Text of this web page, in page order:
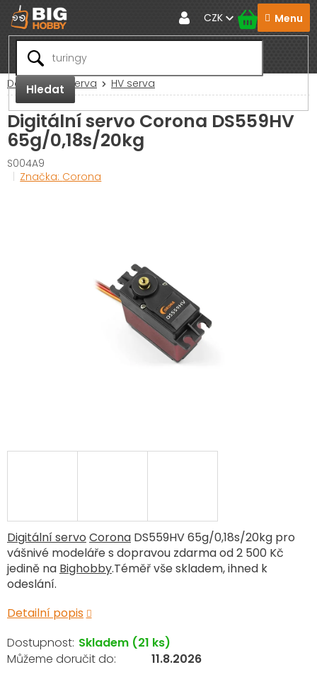
Přejít
na
obsah
Hledat
CZK
Domů RC Serva HV serva
Digitální servo Corona DS559HV
65g/0,18s/20kg
S004A9
Značka: Corona
Digitální servo Corona DS559HV 65g/0,18s/20kg pro
vášnivé modeláře s dopravou zdarma od 2 500 Kč
jedině na Bighobby.Téměř vše skladem, ihned k
odeslání.
Detailní popis
Skladem (21 ks)
11.8.2026